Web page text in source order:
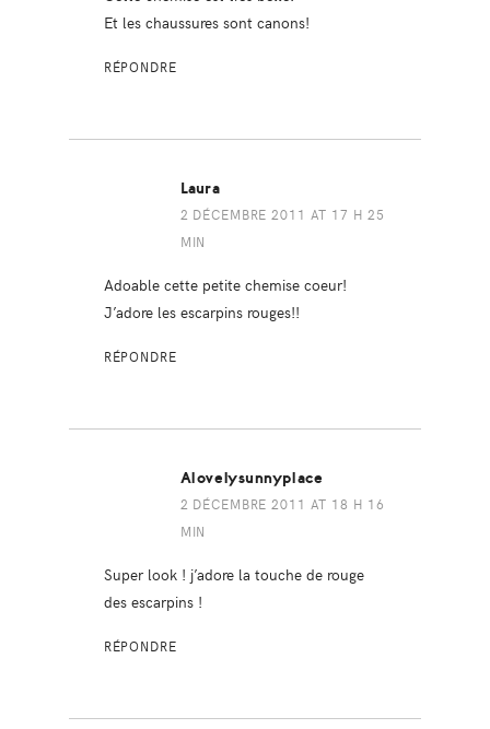
Et les chaussures sont canons!
RÉPONDRE
Laura
2 DÉCEMBRE 2011 AT 17 H 25
MIN
Adoable cette petite chemise coeur!
J’adore les escarpins rouges!!
RÉPONDRE
Alovelysunnyplace
2 DÉCEMBRE 2011 AT 18 H 16
MIN
Super look ! j’adore la touche de rouge
des escarpins !
RÉPONDRE